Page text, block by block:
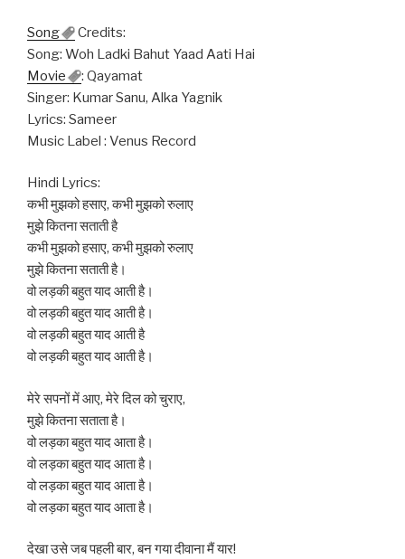
Song
Credits:
Song: Woh Ladki Bahut Yaad Aati Hai
Movie
: Qayamat
Singer: Kumar Sanu, Alka Yagnik
Lyrics: Sameer
Music Label : Venus Record
Hindi Lyrics:
कभी मुझको हसाए, कभी मुझको रुलाए
मुझे कितना सताती है
कभी मुझको हसाए, कभी मुझको रुलाए
मुझे कितना सताती है।
वो लड़की बहुत याद आती है।
वो लड़की बहुत याद आती है।
वो लड़की बहुत याद आती है
वो लड़की बहुत याद आती है।
मेरे सपनों में आए, मेरे दिल को चुराए,
मुझे कितना सताता है।
वो लड़का बहुत याद आता है।
वो लड़का बहुत याद आता है।
वो लड़का बहुत याद आता है।
वो लड़का बहुत याद आता है।
देखा उसे जब पहली बार, बन गया दीवाना मैं यार!